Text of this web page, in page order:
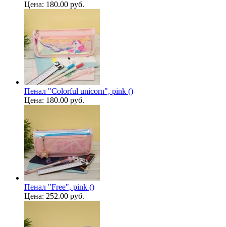
Цена: 180.00 руб.
Пенал "Colorful unicorn", pink ()
Цена: 180.00 руб.
Пенал "Free", pink ()
Цена: 252.00 руб.